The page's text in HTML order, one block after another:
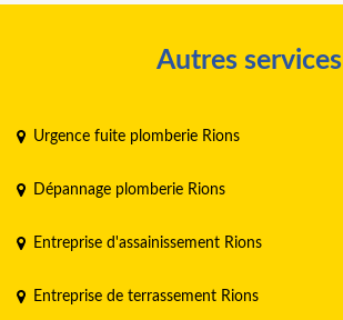
Autres services
Urgence fuite plomberie Rions
Dépannage plomberie Rions
Entreprise d'assainissement Rions
Entreprise de terrassement Rions